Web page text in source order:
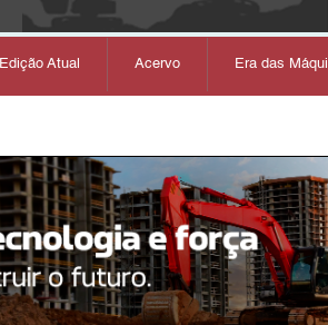
Edição Atual Acervo Era das